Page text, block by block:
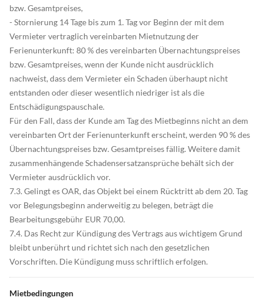
bzw. Gesamtpreises,
- Stornierung 14 Tage bis zum 1. Tag vor Beginn der mit dem
Vermieter vertraglich vereinbarten Mietnutzung der
Ferienunterkunft: 80 % des vereinbarten Übernachtungspreises
bzw. Gesamtpreises, wenn der Kunde nicht ausdrücklich
nachweist, dass dem Vermieter ein Schaden überhaupt nicht
entstanden oder dieser wesentlich niedriger ist als die
Entschädigungspauschale.
Für den Fall, dass der Kunde am Tag des Mietbeginns nicht an dem
vereinbarten Ort der Ferienunterkunft erscheint, werden 90 % des
Übernachtungspreises bzw. Gesamtpreises fällig. Weitere damit
zusammenhängende Schadensersatzansprüche behält sich der
Vermieter ausdrücklich vor.
7.3. Gelingt es OAR, das Objekt bei einem Rücktritt ab dem 20. Tag
vor Belegungsbeginn anderweitig zu belegen, beträgt die
Bearbeitungsgebühr EUR 70,00.
7.4. Das Recht zur Kündigung des Vertrags aus wichtigem Grund
bleibt unberührt und richtet sich nach den gesetzlichen
Vorschriften. Die Kündigung muss schriftlich erfolgen.
Mietbedingungen